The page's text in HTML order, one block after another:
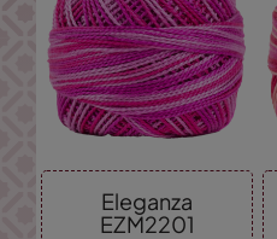
Eleganza
EZM2201